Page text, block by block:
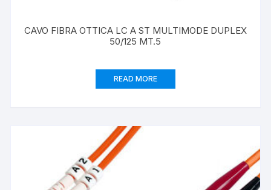
CAVO FIBRA OTTICA LC A ST MULTIMODE DUPLEX
50/125 MT.5
READ MORE